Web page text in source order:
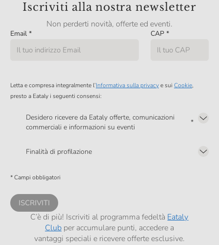
Iscriviti alla nostra newsletter
Non perderti novità, offerte ed eventi.
Email * CAP *
Letta e compresa integralmente l’Informativa sulla privacye sui Cookie,
presto a Eataly i seguenti consensi:
Desidero ricevere da Eataly offerte, comunicazioni
commerciali e informazioni su eventi
*
Finalità di profilazione
comunicazioni commerciali personalizzate, in caso di consenso prestato ai
* Campi obbligatori
ISCRIVITI
C’è di più! Iscriviti al programma fedeltà Eataly
Clubper accumulare punti, accedere a
vantaggi speciali e ricevere offerte esclusive.